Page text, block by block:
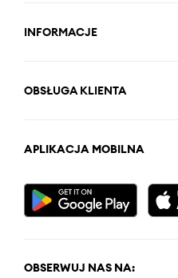
INFORMACJE
OBSŁUGA KLIENTA
APLIKACJA MOBILNA
OBSERWUJ NAS NA: